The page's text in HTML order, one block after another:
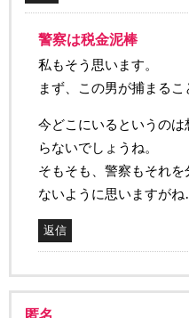
警察は税金泥棒
私もそう思います。
まず、この男が捕まるこ
今どこにいるというの
らないでしょうね。
そもそも、警察もそれ
ないように思いますがね
返信